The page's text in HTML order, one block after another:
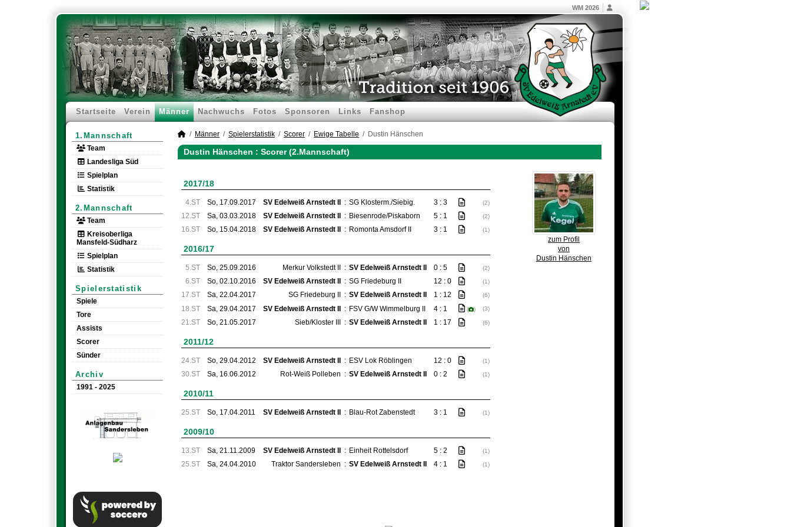
WM 2026
Startseite Verein Männer Nachwuchs Fotos Sponsoren Links Fanshop
1.Mannschaft
Team
Landesliga Süd
Spielplan
Statistik
2.Mannschaft
Team
Kreisoberliga
Mansfeld-Südharz
Spielplan
Statistik
Spielerstatistik
Spiele
Tore
Assists
Scorer
Sünder
Archiv
1991 - 2025
Männer Spielerstatistik Scorer Ewige Tabelle Dustin Hänschen
Dustin Hänschen : Scorer (2.Mannschaft)
zum Profil
von
Dustin Hänschen
2017/18
4.ST So, 17.09.2017 SV Edelweiß Arnstedt II : SG Klosterm./Siebig. 3 : 3 (2)
12.ST Sa, 03.03.2018 SV Edelweiß Arnstedt II : Biesenrode/Piskaborn 5 : 1 (2)
16.ST So, 15.04.2018 SV Edelweiß Arnstedt II : Romonta Amsdorf II 3 : 1 (1)
2016/17
5.ST So, 25.09.2016 Merkur Volkstedt II : SV Edelweiß Arnstedt II 0 : 5 (2)
6.ST So, 02.10.2016 SV Edelweiß Arnstedt II : SG Friedeburg II 12 : 0 (1)
17.ST Sa, 22.04.2017 SG Friedeburg II : SV Edelweiß Arnstedt II 1 : 12 (6)
18.ST Sa, 29.04.2017 SV Edelweiß Arnstedt II : FSV G/W Wimmelburg II 4 : 1 ( ) (3)
21.ST So, 21.05.2017 Sieb/Kloster III : SV Edelweiß Arnstedt II 1 : 17 (6)
2011/12
24.ST So, 29.04.2012 SV Edelweiß Arnstedt II : ESV Lok Röblingen 12 : 0 (1)
30.ST Sa, 16.06.2012 Rot-Weiß Polleben : SV Edelweiß Arnstedt II 0 : 2 (1)
2010/11
25.ST So, 17.04.2011 SV Edelweiß Arnstedt II : Blau-Rot Zabenstedt 3 : 1 (1)
2009/10
13.ST Sa, 21.11.2009 SV Edelweiß Arnstedt II : Einheit Rottelsdorf 5 : 2 (1)
25.ST Sa, 24.04.2010 Traktor Sandersleben : SV Edelweiß Arnstedt II 4 : 1 (1)